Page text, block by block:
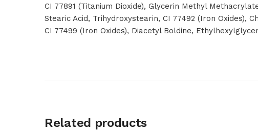
CI 77891 (Titanium Dioxide), Glycerin Methyl
Stearic Acid, Trihydroxystearin, CI 77492 (Iron Oxides),
CI 77499 (Iron Oxides), Diacetyl Boldine,
Related products